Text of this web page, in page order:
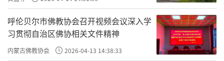
石敬瑭为大晋皇帝，改元天福，国号晋，史称
後晋。
石敬瑭称帝後，很守「信用」，割燕云十
呼伦贝尔市佛教协会召开视频会议深入学
习贯彻自治区佛协相关文件精神
内蒙古佛教协会 2026-04-13 14:38:33